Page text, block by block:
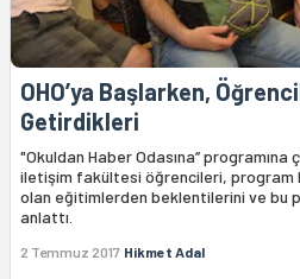
OHO’ya Başlarken,
Getirdikleri
"Okuldan Haber Odasına’’
iletişim fakültesi öğrencileri,
olan eğitimlerden beklentilerini ve bu
anlattı.
2 Temmuz 2017 Hikmet Adal